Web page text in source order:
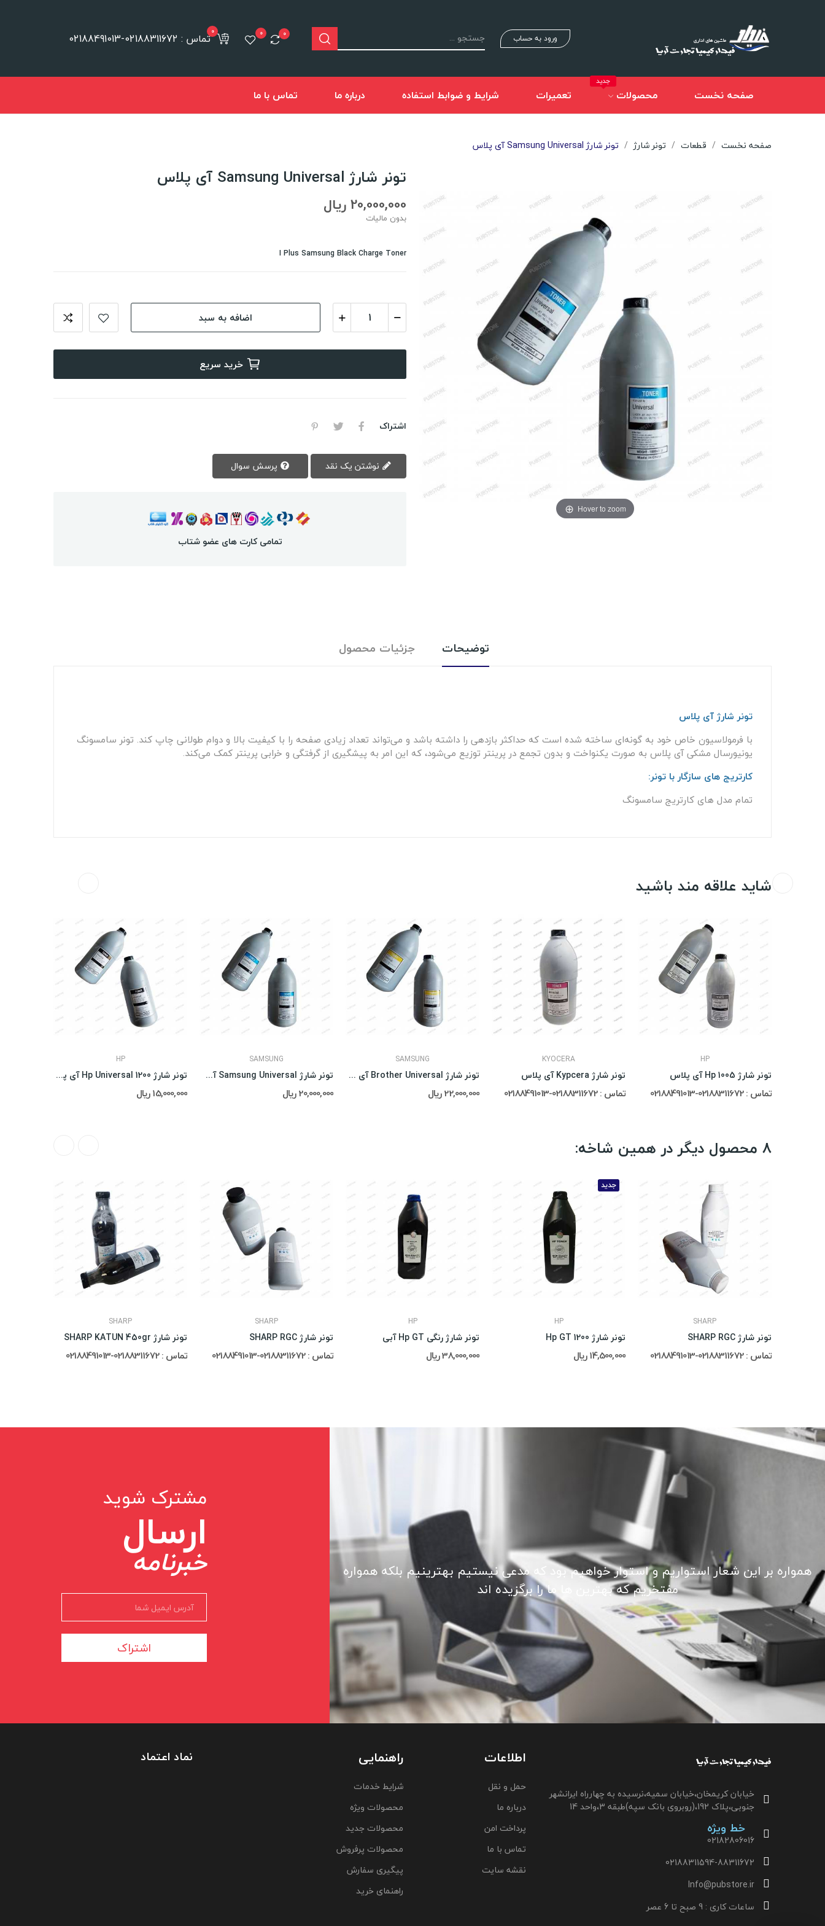
ورود به حساب 0
0 تماس : 02188311672-021884910130
صفحه نخست محصولات
جدید
تعمیرات شرایط و ضوابط استفاده درباره ما تماس با ما
صفحه نخست قطعات تونر شارژ تونر شارژ Samsung Universal آی پلاس
Hover to zoom
تونر شارژ Samsung Universal آی پلاس
20,000,000 ریال
بدون مالیات
I Plus Samsung Black Charge Toner
اضافه به سبد
خرید سریع
اشتراک
تمامی کارت های عضو شتاب
توضیحات جزئیات محصول
تونر شارژ آی پلاس
با فرمولاسیون خاص خود به گونه‌ای ساخته شده است که حداکثر بازدهی را داشته باشد و می‌تواند تعداد زیادی صفحه را با کیفیت بالا و دوام طولانی چاپ کند. تونر سامسونگ
یونیورسال مشکی آی پلاس به صورت یکنواخت و بدون تجمع در پرینتر توزیع می‌شود، که این امر به پیشگیری از گرفتگی و خرابی پرینتر کمک می‌کند.
کارتریج های سازگار با تونر:
تمام مدل های کارتریج سامسونگ
شاید علاقه مند باشید
HP
تونر شارژ Hp Universal 1200 آی پلاس
15,000,000 ریال
SAMSUNG
تونر شارژ Samsung Universal آی پلاس
20,000,000 ریال
SAMSUNG
تونر شارژ Brother Universal آی پلاس
22,000,000 ریال
KYOCERA
تونر شارژ Kypcera آی پلاس
تماس : 02188311672-02188491013
HP
تونر شارژ Hp 1005 آی پلاس
تماس : 02188311672-02188491013
8 محصول دیگر در همین شاخه:
SHARP
تونر شارژ SHARP KATUN 450gr
تماس : 02188311672-02188491013
SHARP
تونر شارژ SHARP RGC
تماس : 02188311672-02188491013
HP
تونر شارژ رنگی Hp GT آبی
38,000,000 ریال
جدید
HP
تونر شارژ 1200 Hp GT
14,500,000 ریال
SHARP
تونر شارژ SHARP RGC
تماس : 02188311672-02188491013
همواره بر این شعار استواریم و استوار خواهیم بود که مدعی نیستیم بهترینیم بلکه همواره
مفتخریم که بهترین ها ما را برگزیده اند
مشترک شوید
ارسال
خبرنامه
اشتراک
خیابان کریمخان،خیابان سمیه،نرسیده به چهارراه ایرانشهر
جنوبی،پلاک 192،(روبروی بانک سپه)طبقه 3،واحد 14
خط ویژه
02182806016
02188311594-88311672
Info@pubstore.ir
ساعات کاری : 9 صبح تا 6 عصر
اطلاعات
حمل و نقل
درباره ما
پرداخت امن
تماس با ما
نقشه سایت
راهنمایی
شرایط خدمات
محصولات ویژه
محصولات جدید
محصولات پرفروش
پیگیری سفارش
راهنمای خرید
نماد اعتماد